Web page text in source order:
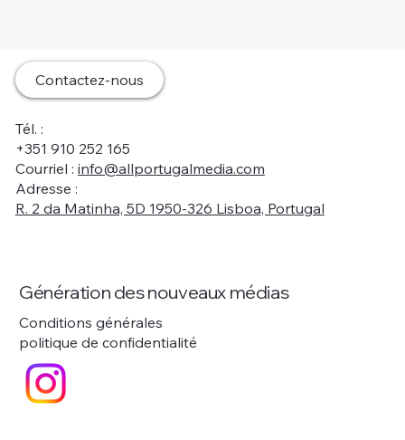
Contactez-nous
Tél. :
+351 910 252 165
Courriel : info@allportugalmedia.com
Adresse :
R. 2 da Matinha, 5D 1950-326 Lisboa, Portugal
Génération des nouveaux médias
Conditions générales
politique de confidentialité